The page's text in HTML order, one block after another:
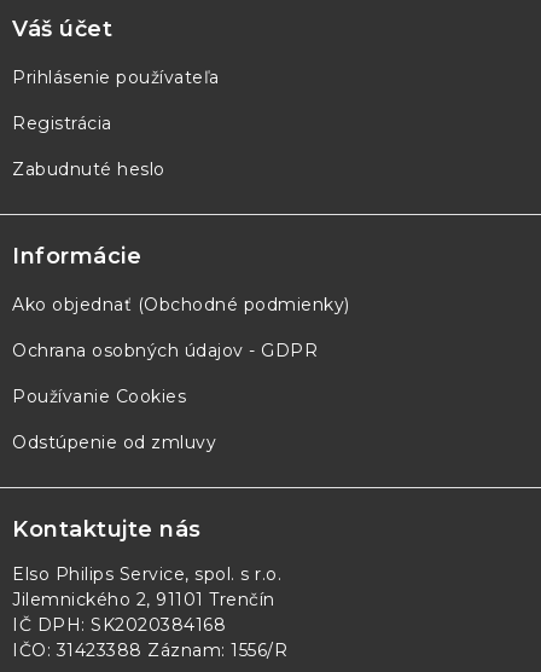
Váš účet
Prihlásenie používateľa
Registrácia
Zabudnuté heslo
Informácie
Ako objednať (Obchodné podmienky)
Ochrana osobných údajov - GDPR
Používanie Cookies
Odstúpenie od zmluvy
Kontaktujte nás
Elso Philips Service, spol. s r.o.
Jilemnického 2, 91101 Trenčín
IČ DPH: SK2020384168
IČO: 31423388 Záznam: 1556/R